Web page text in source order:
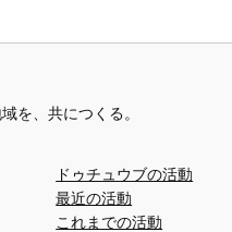
を、共につくる。
ドゥチュウブの活動
最近の活動
これまでの活動